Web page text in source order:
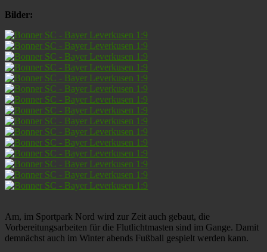
Bilder:
Am, im Sportpark Nord wird zur Zeit auch gebaut, die
Vorbereitungsarbeiten für die Flutlichtmasten sind im Gange. Damit
demnächst auch im Winter abends Fußball gespielt werden kann.